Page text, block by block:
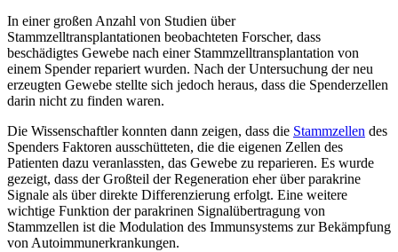
In einer großen Anzahl von Studien über
Stammzelltransplantationen beobachteten Forscher, dass
beschädigtes Gewebe nach einer Stammzelltransplantation von
einem Spender repariert wurden. Nach der Untersuchung der neu
erzeugten Gewebe stellte sich jedoch heraus, dass die Spenderzellen
darin nicht zu finden waren.
Die Wissenschaftler konnten dann zeigen, dass die Stammzellen des
Spenders Faktoren ausschütteten, die die eigenen Zellen des
Patienten dazu veranlassten, das Gewebe zu reparieren. Es wurde
gezeigt, dass der Großteil der Regeneration eher über parakrine
Signale als über direkte Differenzierung erfolgt. Eine weitere
wichtige Funktion der parakrinen Signalübertragung von
Stammzellen ist die Modulation des Immunsystems zur Bekämpfung
von Autoimmunerkrankungen.